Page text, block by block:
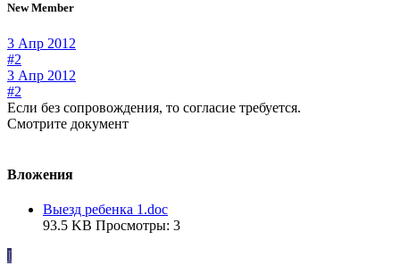
New Member
3 Апр 2012
#2
3 Апр 2012
#2
Если без сопровождения, то согласие требуется.
Смотрите документ
Вложения
Выезд ребенка 1.doc
93.5 KB Просмотры: 3
I